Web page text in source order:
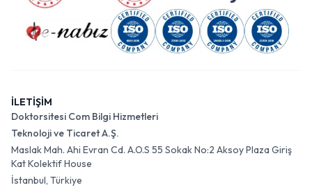
İLETİŞİM
Doktorsitesi Com Bilgi Hizmetleri
Teknoloji ve Ticaret A.Ş.
Maslak Mah. Ahi Evran Cd. A.O.S 55 Sokak No:2 Aksoy Plaza Giriş
Kat Kolektif House
İstanbul, Türkiye